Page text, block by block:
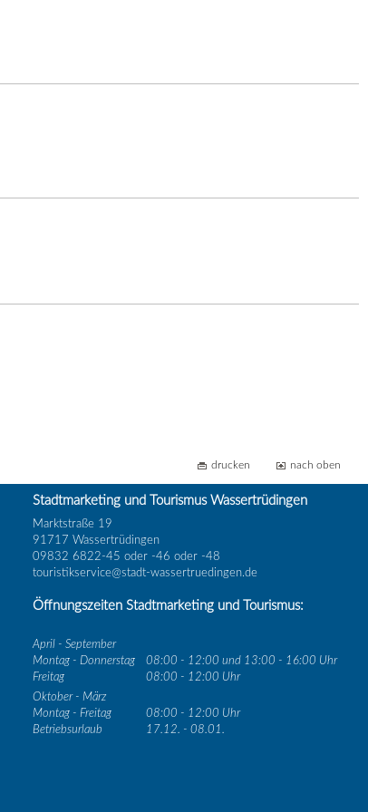
drucken nach oben
Stadtmarketing und Tourismus Wassertrüdingen
Marktstraße 19
91717 Wassertrüdingen
09832 6822-45 oder -46 oder -48
touristikservice@stadt-wassertruedingen.de
Öffnungszeiten Stadtmarketing und Tourismus:
April - September
Montag - Donnerstag
08:00 - 12:00 und 13:00 - 16:00 Uhr
Freitag
08:00 - 12:00 Uhr
Oktober - März
Montag - Freitag
08:00 - 12:00 Uhr
Betriebsurlaub
17.12. - 08.01.